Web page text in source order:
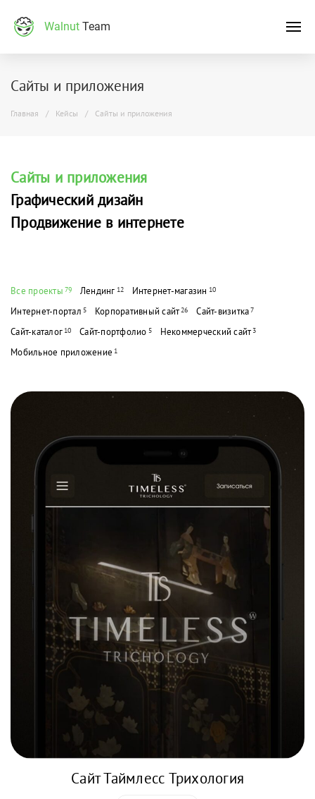
Walnut Team
Сайты и приложения
Главная Кейсы Сайты и приложения
Сайты и приложения
Графический дизайн
Продвижение в интернете
Все проекты 79 Лендинг 12 Интернет-магазин 10
Интернет-портал 5 Корпоративный сайт26 Сайт-визитка7
Сайт-каталог 10 Сайт-портфолио 5 Некоммерческий сайт 3
Мобильное приложение 1
Сайт Таймлесс Трихология